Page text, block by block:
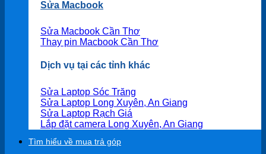
Sửa Macbook
Sửa Macbook Cần Thơ
Thay pin Macbook Cần Thơ
Dịch vụ tại các tỉnh khác
Sửa Laptop Sóc Trăng
Sửa Laptop Long Xuyên, An Giang
Sửa Laptop Rạch Giá
Lắp đặt camera Long Xuyên, An Giang
Tìm hiểu về mua trả góp